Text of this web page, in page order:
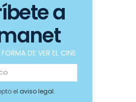
a
DE VER EL CINE
elaviso legal.